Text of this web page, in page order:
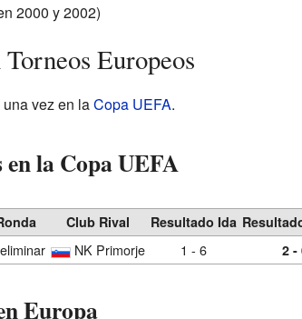
2000 y 2002)
Europeos
vez en laCopa UEFA.
la Copa UEFA
Club Rival Resultado Ida
NK Primorje 1 - 6 2 -
Europa